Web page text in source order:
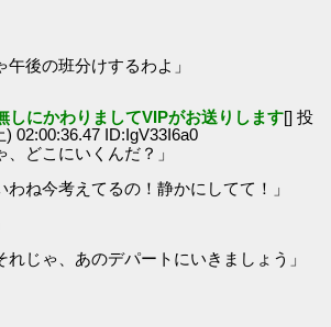
後の班分けするわよ」
しにかわりましてVIPがお送りします[] 投
02:00:36.47 ID:IgV33I6a0
どこにいくんだ？」
わね今考えてるの！静かにしてて！」
れじゃ、あのデパートにいきましょう」